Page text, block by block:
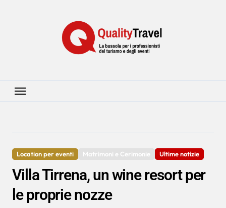
Location per eventi Matrimoni e Cerimonie Ultime notizie
Villa Tirrena, un wine resort per
le proprie nozze